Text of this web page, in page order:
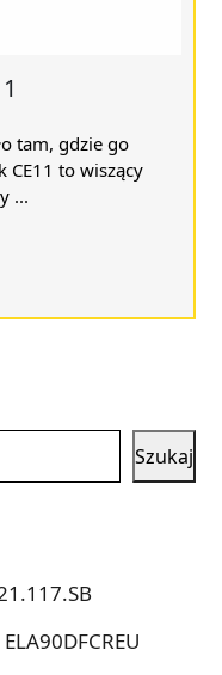
tam, gdzie go
CE11 to wiszący
...
Szukaj